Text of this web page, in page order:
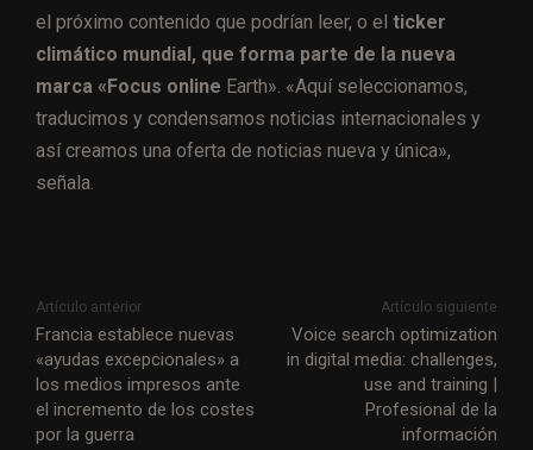
el próximo contenido que podrían leer, o el ticker
climático mundial, que forma parte de la nueva
marca «Focus online Earth». «Aquí seleccionamos,
traducimos y condensamos noticias internacionales y
así creamos una oferta de noticias nueva y única»,
señala.
Artículo anterior
Francia establece nuevas
«ayudas excepcionales» a
los medios impresos ante
el incremento de los costes
por la guerra
Artículo siguiente
Voice search optimization
in digital media: challenges,
use and training |
Profesional de la
información